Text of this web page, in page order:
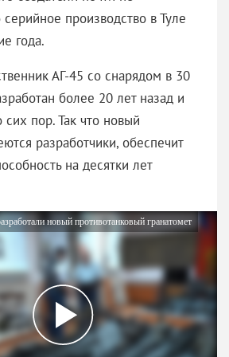
производство в Туле
года.
АГ-45 со снарядом в 30
более 20 лет назад и
сих пор. Так что новый
разработчики, обеспечит
на десятки лет
новый противотанковый гранатомет